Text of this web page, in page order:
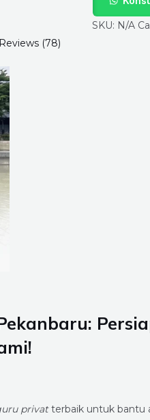
SKU: N/A
Reviews (78)
privatterbaik untuk bantu